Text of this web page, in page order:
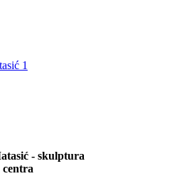
- skulptura
centra